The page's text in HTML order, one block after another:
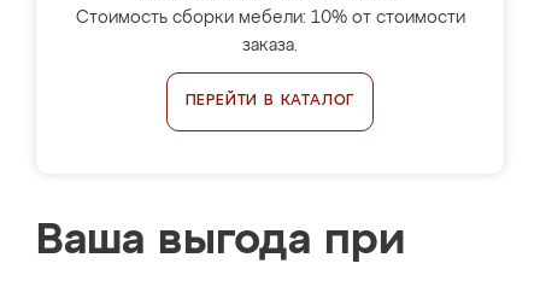
Стоимость сборки мебели: 10% от стоимости
заказа.
ПЕРЕЙТИ В КАТАЛОГ
Ваша выгода при